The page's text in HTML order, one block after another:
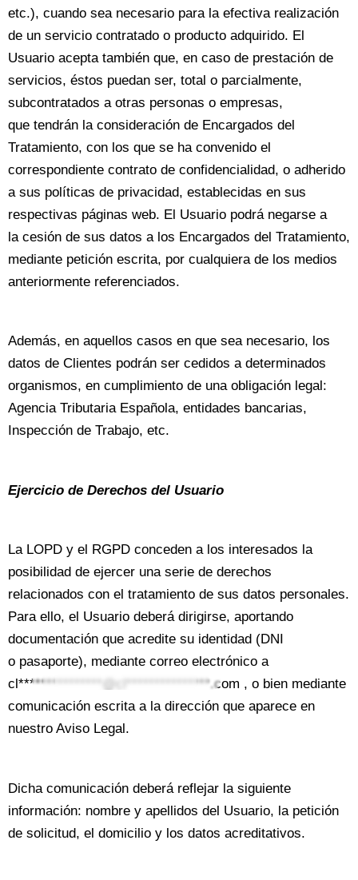
etc.), cuando sea necesario para la efectiva realización
de un servicio contratado o producto adquirido. El
Usuario acepta también que, en caso de prestación de
servicios, éstos puedan ser, total o parcialmente,
subcontratados a otras personas o empresas,
que tendrán la consideración de Encargados del
Tratamiento, con los que se ha convenido el
correspondiente contrato de confidencialidad, o adherido
a sus políticas de privacidad, establecidas en sus
respectivas páginas web. El Usuario podrá negarse a
la cesión de sus datos a los Encargados del Tratamiento,
mediante petición escrita, por cualquiera de los medios
anteriormente referenciados.
Además, en aquellos casos en que sea necesario, los
datos de Clientes podrán ser cedidos a determinados
organismos, en cumplimiento de una obligación legal:
Agencia Tributaria Española, entidades bancarias,
Inspección de Trabajo, etc.
Ejercicio de Derechos del Usuario
La LOPD y el RGPD conceden a los interesados la
posibilidad de ejercer una serie de derechos
relacionados con el tratamiento de sus datos personales.
Para ello, el Usuario deberá dirigirse, aportando
documentación que acredite su identidad (DNI
o pasaporte), mediante correo electrónico a
cl***************@cl***************.com , o bien mediante
comunicación escrita a la dirección que aparece en
nuestro Aviso Legal.
Dicha comunicación deberá reflejar la siguiente
información: nombre y apellidos del Usuario, la petición
de solicitud, el domicilio y los datos acreditativos.